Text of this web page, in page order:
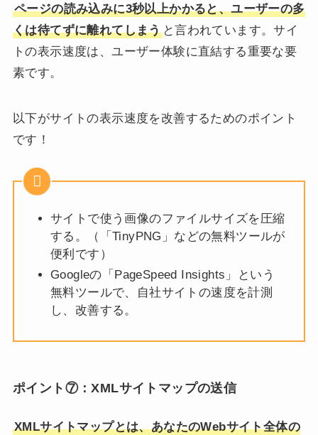
ページの読み込みに3秒以上かかると、ユーザーの多
くは待てずに離れてしまうと言われています。サイ
トの表示速度は、ユーザー体験に直結する重要な要
素です。
以下がサイトの表示速度を改善するためのポイント
です！
サイトで使う画像のファイルサイズを圧縮
する。（「TinyPNG」などの無料ツールが
便利です）
Googleの「PageSpeed Insights」という
無料ツールで、自社サイトの速度を計測
し、改善する。
ポイント⑦：XMLサイトマップの送信
XMLサイトマップとは、あなたのWebサイト全体の